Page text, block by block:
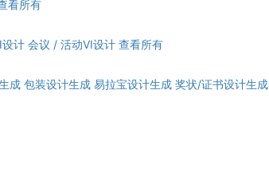
看所有
计 会议 / 活动VI设计 查看所有
成 包装设计生成 易拉宝设计生成 奖状/证书设计生成